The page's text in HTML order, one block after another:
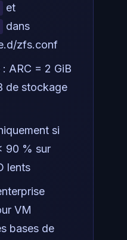
et
dans
zfs.conf
ARC = 2 GiB
de stockage
si
90 % sur
lents
VM
bases de